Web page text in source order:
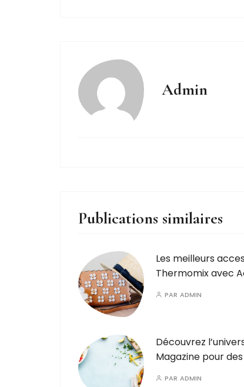
Admin
Publications similaires
Les meilleurs
Thermomix avec
PAR ADMIN
Découvrez
Magazine pour
PAR ADMIN